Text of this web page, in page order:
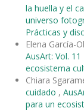
la huella y el
universo
Prácticas y
Elena García-
AusArt: Vol.
ecosistema
Chiara
cuidado ,
para un